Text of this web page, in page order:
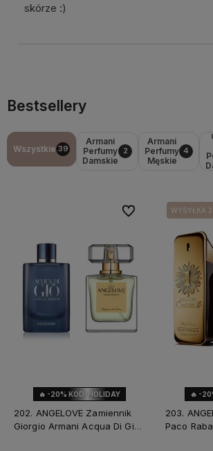
skórze :)
Bestsellery
Wszystkie 39
Armani
Perfumy
Damskie
2
Armani
Perfumy
Męskie
4
🔥 -20% KOD: HOLIDAY
202. ANGELOVE Zamiennik
Giorgio Armani Acqua Di Gio
Do ulubionych
🔥 -
WYSYŁKA
203.
Paco